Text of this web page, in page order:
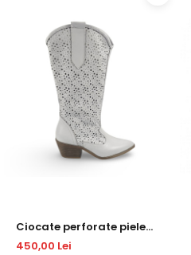
Ciocate perforate piele
naturala DM 2407
450,00 Lei